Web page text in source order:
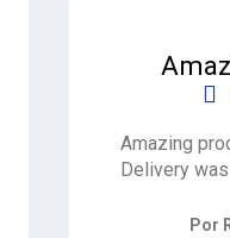

Amazing
Delivery
Por